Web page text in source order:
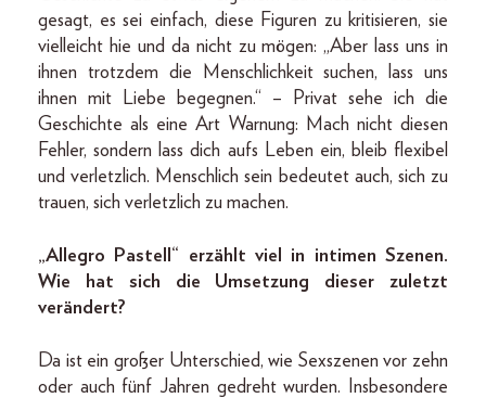
gesagt, es sei einfach, diese Figuren zu kritisieren, sie
vielleicht hie und da nicht zu mögen: „Aber lass uns in
ihnen trotzdem die Menschlichkeit suchen, lass uns
ihnen mit Liebe begegnen.“ – Privat sehe ich die
Geschichte als eine Art Warnung: Mach nicht diesen
Fehler, sondern lass dich aufs Leben ein, bleib flexibel
und verletzlich. Menschlich sein bedeutet auch, sich zu
trauen, sich verletzlich zu machen.
„Allegro Pastell“ erzählt viel in intimen Szenen.
Wie hat sich die Umsetzung dieser zuletzt
verändert?
Da ist ein großer Unterschied, wie Sexszenen vor zehn
oder auch fünf Jahren gedreht wurden. Insbesondere